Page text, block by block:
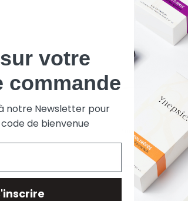
votre
commande
notre Newsletter pour
de bienvenue